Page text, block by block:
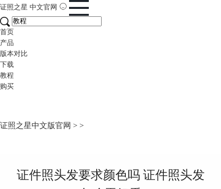
证照之星 中文官网
首页
产品
版本对比
下载
教程
购买
证照之星中文版官网 > >
证件照头发要求颜色吗 证件照头发